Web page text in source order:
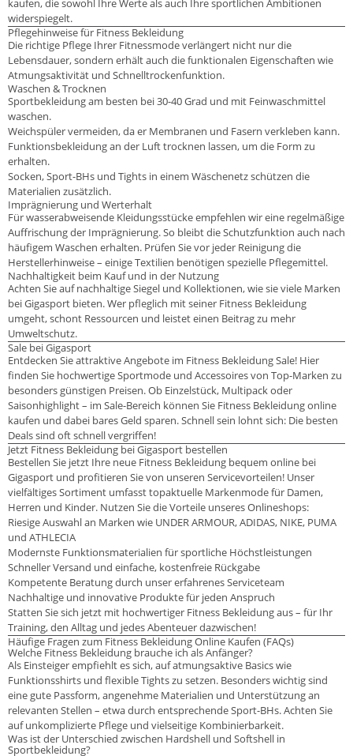
kaufen, die sowohl Ihre Werte als auch Ihre sportlichen Ambitionen
widerspiegelt.
Pflegehinweise für Fitness Bekleidung
Die richtige Pflege Ihrer Fitnessmode verlängert nicht nur die
Lebensdauer, sondern erhält auch die funktionalen Eigenschaften wie
Atmungsaktivität und Schnelltrockenfunktion.
Waschen & Trocknen
Sportbekleidung am besten bei 30-40 Grad und mit Feinwaschmittel
waschen.
Weichspüler vermeiden, da er Membranen und Fasern verkleben kann.
Funktionsbekleidung an der Luft trocknen lassen, um die Form zu
erhalten.
Socken, Sport-BHs und Tights in einem Wäschenetz schützen die
Materialien zusätzlich.
Imprägnierung und Werterhalt
Für wasserabweisende Kleidungsstücke empfehlen wir eine regelmäßige
Auffrischung der Imprägnierung. So bleibt die Schutzfunktion auch nach
häufigem Waschen erhalten. Prüfen Sie vor jeder Reinigung die
Herstellerhinweise – einige Textilien benötigen spezielle Pflegemittel.
Nachhaltigkeit beim Kauf und in der Nutzung
Achten Sie auf nachhaltige Siegel und Kollektionen, wie sie viele Marken
bei Gigasport bieten. Wer pfleglich mit seiner Fitness Bekleidung
umgeht, schont Ressourcen und leistet einen Beitrag zu mehr
Umweltschutz.
Sale bei Gigasport
Entdecken Sie attraktive Angebote im Fitness Bekleidung Sale! Hier
finden Sie hochwertige Sportmode und Accessoires von Top-Marken zu
besonders günstigen Preisen. Ob Einzelstück, Multipack oder
Saisonhighlight – im Sale-Bereich können Sie Fitness Bekleidung online
kaufen und dabei bares Geld sparen. Schnell sein lohnt sich: Die besten
Deals sind oft schnell vergriffen!
Jetzt Fitness Bekleidung bei Gigasport bestellen
Bestellen Sie jetzt Ihre neue Fitness Bekleidung bequem online bei
Gigasport und profitieren Sie von unseren Servicevorteilen! Unser
vielfältiges Sortiment umfasst topaktuelle Markenmode für Damen,
Herren und Kinder. Nutzen Sie die Vorteile unseres Onlineshops:
Riesige Auswahl an Marken wie UNDER ARMOUR, ADIDAS, NIKE, PUMA
und ATHLECIA
Modernste Funktionsmaterialien für sportliche Höchstleistungen
Schneller Versand und einfache, kostenfreie Rückgabe
Kompetente Beratung durch unser erfahrenes Serviceteam
Nachhaltige und innovative Produkte für jeden Anspruch
Statten Sie sich jetzt mit hochwertiger Fitness Bekleidung aus – für Ihr
Training, den Alltag und jedes Abenteuer dazwischen!
Häufige Fragen zum Fitness Bekleidung Online Kaufen (FAQs)
Welche Fitness Bekleidung brauche ich als Anfänger?
Als Einsteiger empfiehlt es sich, auf atmungsaktive Basics wie
Funktionsshirts und flexible Tights zu setzen. Besonders wichtig sind
eine gute Passform, angenehme Materialien und Unterstützung an
relevanten Stellen – etwa durch entsprechende Sport-BHs. Achten Sie
auf unkomplizierte Pflege und vielseitige Kombinierbarkeit.
Was ist der Unterschied zwischen Hardshell und Softshell in
Sportbekleidung?